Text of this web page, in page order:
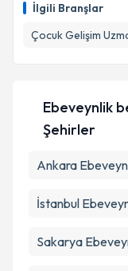
İlgili Branşlar
Çocuk Gelişim
için bir takvim
E-posta
Metni
'ni
Ebeveynlik
Şehirler
Ankara
İstanbul
Sakarya